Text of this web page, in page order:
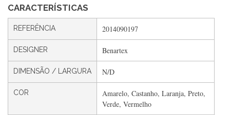
CARACTERÍSTICAS
REFERÊNCIA 2014090197
DESIGNER Benartex
DIMENSÃO / LARGURA N/D
COR
Amarelo, Castanho, Laranja, Preto,
Verde, Vermelho
Silvia André
Gostei ,Serviço bastante rápido. recomendo
Filipa Freire
Rápido, atendimento 5*. Hoje chegará a segunda encomenda
feita de muitas certamente❤️